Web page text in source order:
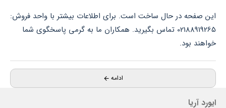
ایوردآریا
نماینده
نکسکام
در
ایران
این صفحه در حال ساخت است. برای اطلاعات بیشتر با واحد فروش:
02188919265 تماس بگیرید. همکاران ما به گرمی پاسخگوی شما
خواهند بود.
ادامه
ایورد آریا